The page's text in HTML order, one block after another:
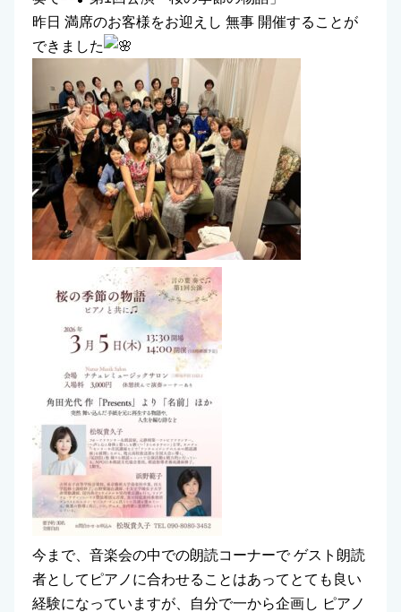
昨日 満席のお客様をお迎えし 無事 開催することが
できました
今まで、音楽会の中での朗読コーナーで ゲスト朗読
者としてピアノに合わせることはあってとても良い
経験になっていますが、自分で一から企画し ピアノ